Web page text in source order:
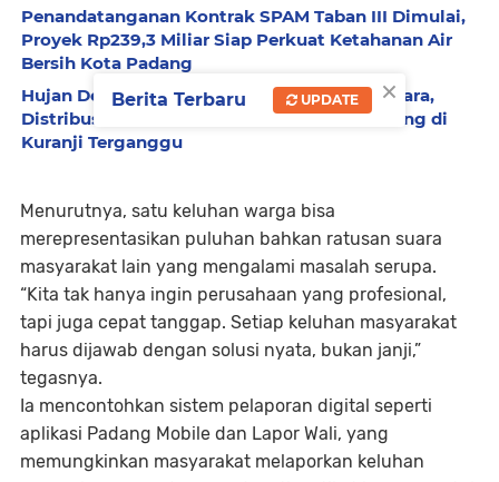
Penandatanganan Kontrak SPAM Taban III Dimulai,
Proyek Rp239,3 Miliar Siap Perkuat Ketahanan Air
Bersih Kota Padang
Hujan Deras Hanyutkan Bendungan Sementara,
Distribusi Air Bersih Perumda AM Kota Padang di
Kuranji Terganggu
Menurutnya, satu keluhan warga bisa
merepresentasikan puluhan bahkan ratusan suara
masyarakat lain yang mengalami masalah serupa.
“Kita tak hanya ingin perusahaan yang profesional,
tapi juga cepat tanggap. Setiap keluhan masyarakat
harus dijawab dengan solusi nyata, bukan janji,”
tegasnya.
Ia mencontohkan sistem pelaporan digital seperti
aplikasi Padang Mobile dan Lapor Wali, yang
memungkinkan masyarakat melaporkan keluhan
×
Berita Terbaru UPDATE